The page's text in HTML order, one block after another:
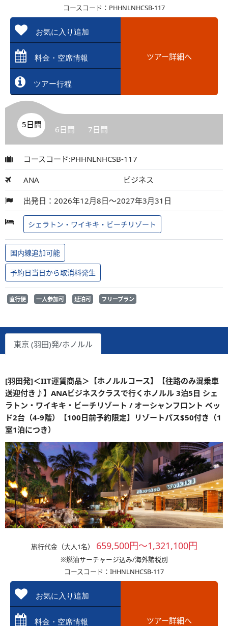
コースコード：PHHNLNHCSB-117
お気に入り追加
料金・空席情報
ツアー行程
ツアー詳細へ
5日間 6日間 7日間
コースコード:PHHNLNHCSB-117
ANA ビジネス
出発日：2026年12月8日～2027年3月31日
シェラトン・ワイキキ・ビーチリゾート
国内線追加可能
予約日当日から取消料発生
直行便 一人参加可 延泊可 フリープラン
東京 (羽田)発/ホノルル
[羽田発]＜IIT運賃商品＞【ホノルルコース】【往路のみ混乗車
送迎付き♪】ANAビジネスクラスで行くホノルル 3泊5日 シェ
ラトン・ワイキキ・ビーチリゾート / オーシャンフロント ベッ
ド2台（4-9階）【100日前予約限定】リゾートパス$50付き（1
室1泊につき）
旅行代金（大人1名） 659,500円～1,321,100円
※燃油サーチャージ込み/海外諸税別
コースコード：IHHNLNHCSB-117
お気に入り追加
料金・空席情報 ツアー詳細へ